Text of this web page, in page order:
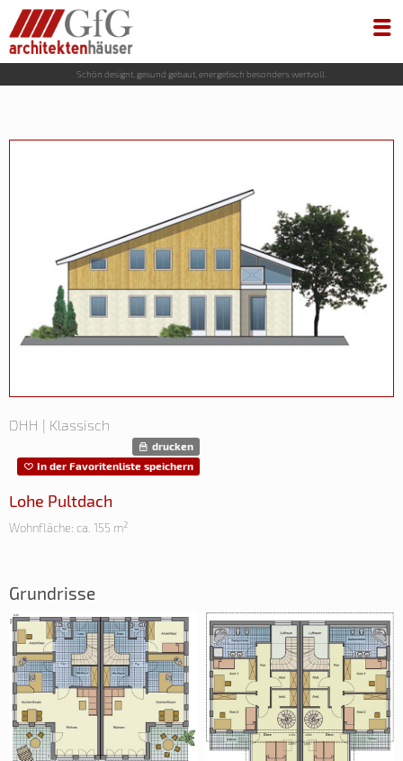
Schön designt, gesund gebaut, energetisch besonders wertvoll.
DHH | Klassisch
drucken
In der Favoritenliste speichern
Lohe Pultdach
Wohnfläche: ca. 155 m²
Grundrisse